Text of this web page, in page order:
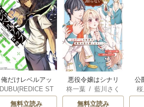
俺だけレベルアッ
プな件
DUBU(REDICE ST
UDIO)
/ Chugong
無料立読み
悪役令嬢はシナリ
オを知らない ～乙
女ゲームの世界で
柊一葉 /藍川さく
ら
無料立読み
公
は